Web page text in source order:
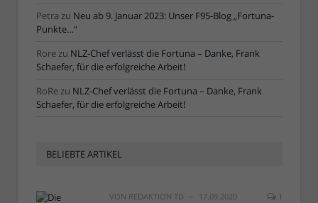
Petra zu Neu ab 9. Januar 2023: Unser F95-Blog „Fortuna-
Punkte…“
Rorezu NLZ-Chef verlässt die Fortuna – Danke, Frank
Schaefer, für die erfolgreiche Arbeit!
RoRezu NLZ-Chef verlässt die Fortuna – Danke, Frank
Schaefer, für die erfolgreiche Arbeit!
BELIEBTE ARTIKEL
VON REDAKTION TD 17.09.2020 1